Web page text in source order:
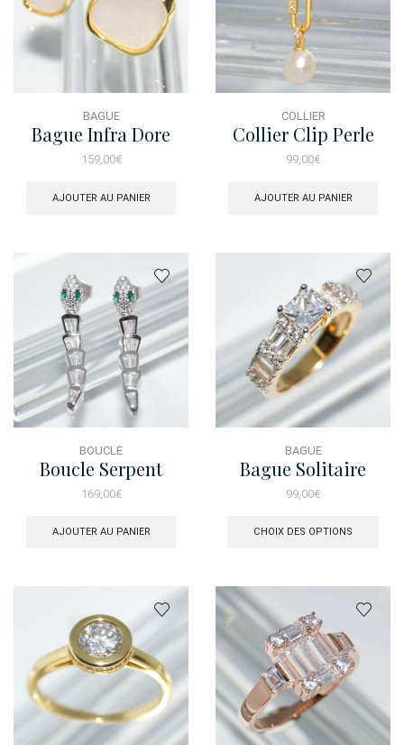
BAGUE
Bague Infra Dore
Nacre
159,00€
AJOUTER AU PANIER
COLLIER
Collier Clip Perle
Brosse Dore
99,00€
AJOUTER AU PANIER
BOUCLE
Boucle Serpent
Pendant Baguette
169,00€
AJOUTER AU PANIER
BAGUE
Bague Solitaire
Princesse Pave
Baguette Dore
99,00€
CHOIX DES OPTIONS
du